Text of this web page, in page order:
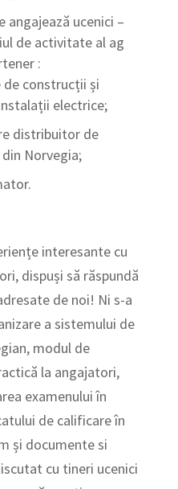
angajează ucenici –
de activitate al ag
:
de construcții și
electrice;
distribuitor de
Norvegia;
interesante cu
dispuși să răspundă
de noi! Ni s-a
a sistemului de
modul de
la angajatori,
examenului în
de calificare în
și documente si
cu tineri ucenici